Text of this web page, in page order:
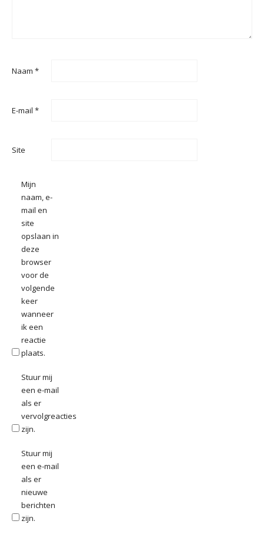
Naam *
E-mail *
Site
Mijn
naam, e-
mail en
site
opslaan in
deze
browser
voor de
volgende
keer
wanneer
ik een
reactie
plaats.
Stuur mij
een e-mail
als er
vervolgreacties
zijn.
Stuur mij
een e-mail
als er
nieuwe
berichten
zijn.